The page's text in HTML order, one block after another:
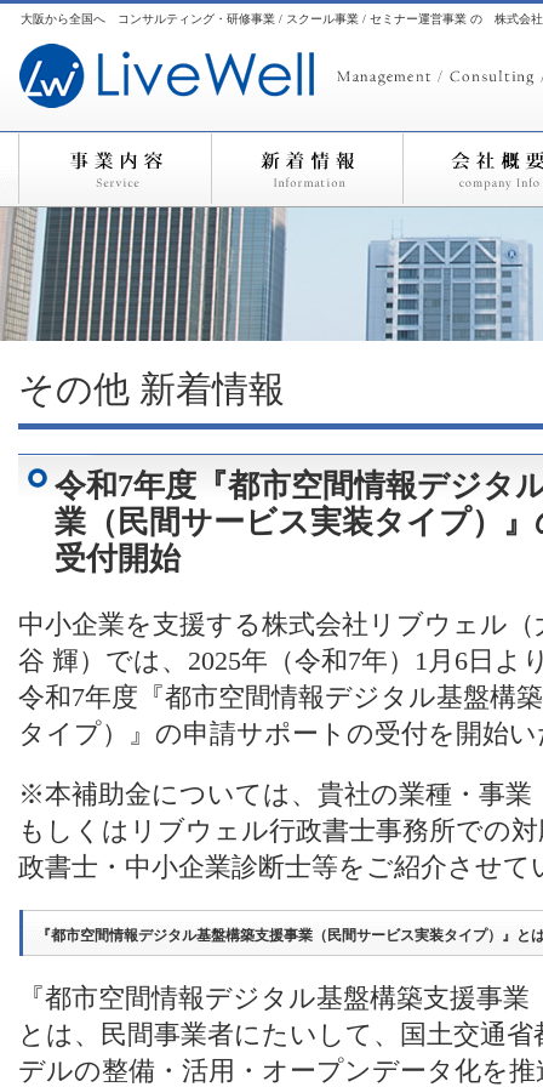
大阪から全国へ コンサルティング・研修事業 / スクール事業 / セミナー運営事業 の 株式会
その他 新着情報
令和7年度『都市空間情報デジタ
業（民間サービス実装タイプ）
受付開始
中小企業を支援する株式会社リブウェル
谷 輝）では、2025年（令和7年）1月6日よ
令和7年度『都市空間情報デジタル基盤構
タイプ）』の申請サポートの受付を開始
※本補助金については、貴社の業種・事業
もしくはリブウェル行政書士事務所での
政書士・中小企業診断士等をご紹介させ
『都市空間情報デジタル基盤構築支援事業（民間サービス実装タイプ）』と
『都市空間情報デジタル基盤構築支援事
とは、民間事業者にたいして、国土交通
デルの整備・活用・オープンデータ化を推